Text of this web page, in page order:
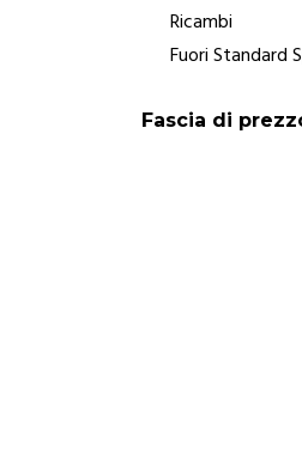
Ricambi
Fuori Standard
Fascia di